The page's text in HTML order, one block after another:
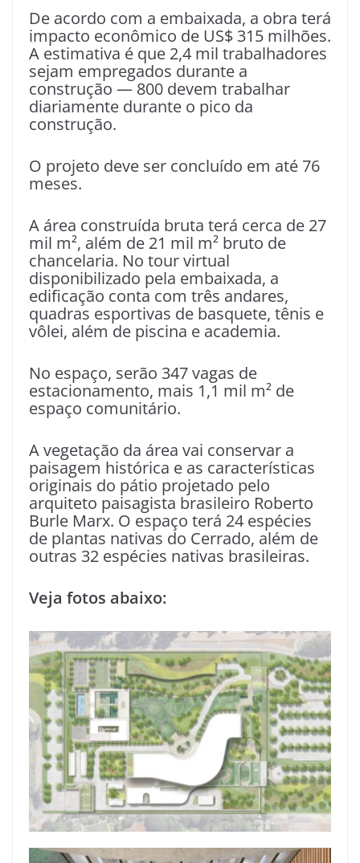
De acordo com a embaixada, a obra terá
impacto econômico de US$ 315 milhões.
A estimativa é que 2,4 mil trabalhadores
sejam empregados durante a
construção — 800 devem trabalhar
diariamente durante o pico da
construção.
O projeto deve ser concluído em até 76
meses.
A área construída bruta terá cerca de 27
mil m², além de 21 mil m² bruto de
chancelaria. No tour virtual
disponibilizado pela embaixada, a
edificação conta com três andares,
quadras esportivas de basquete, tênis e
vôlei, além de piscina e academia.
No espaço, serão 347 vagas de
estacionamento, mais 1,1 mil m² de
espaço comunitário.
A vegetação da área vai conservar a
paisagem histórica e as características
originais do pátio projetado pelo
arquiteto paisagista brasileiro Roberto
Burle Marx. O espaço terá 24 espécies
de plantas nativas do Cerrado, além de
outras 32 espécies nativas brasileiras.
Veja fotos abaixo: